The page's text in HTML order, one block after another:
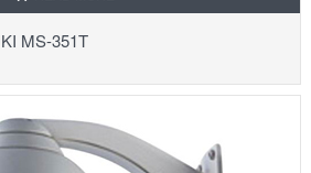
MS-351T